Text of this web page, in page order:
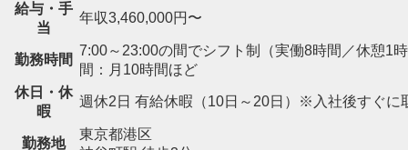
給与・手
当
年収3,460,000円〜
勤務時間
7:00～23:00の間でシフト制（実働8時間／休憩
間：月10時間ほど
休日・休
暇
週休2日 有給休暇（10日～20日）※入社後すぐに
勤務地
東京都港区